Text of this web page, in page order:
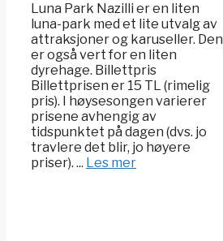
Luna Park Nazilli er en liten
luna-park med et lite utvalg av
attraksjoner og karuseller. Den
er også vert for en liten
dyrehage. Billettpris
Billettprisen er 15 TL (rimelig
pris). I høysesongen varierer
prisene avhengig av
tidspunktet på dagen (dvs. jo
travlere det blir, jo høyere
priser). ... Les mer